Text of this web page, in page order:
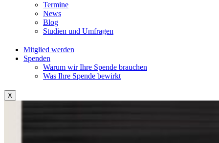
Termine
News
Blog
Studien und Umfragen
Mitglied werden
Spenden
Warum wir Ihre Spende brauchen
Was Ihre Spende bewirkt
X